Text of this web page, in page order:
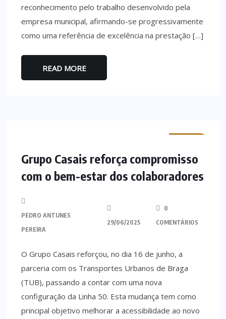
reconhecimento pelo trabalho desenvolvido pela
empresa municipal, afirmando-se progressivamente
como uma referência de excelência na prestação […]
READ MORE
Grupo Casais reforça compromisso
com o bem-estar dos colaboradores
PEDRO ANTUNES
PEREIRA
29/06/2025
0
COMENTÁRIOS
O Grupo Casais reforçou, no dia 16 de junho, a
parceria com os Transportes Urbanos de Braga
(TUB), passando a contar com uma nova
configuração da Linha 50. Esta mudança tem como
principal objetivo melhorar a acessibilidade ao novo